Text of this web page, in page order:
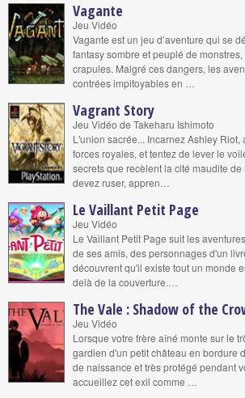
Vagante
Jeu Vidéo
Vagante est un jeu d’aventure qui se
fantasy sombre et peuplé de
crapules. Malgré ces dangers, les
contrées impitoyables en …
Vagrant Story
Jeu Vidéo de Takeharu Ishimoto
L'union sacrée... Incarnez Ashley Riot,
forces royales, et tentez de lever le
secrets que recèlent la cité maudite
devez ruser, appren…
Le Vaillant Petit Page
Jeu Vidéo
Le Vaillant Petit Page suit les
de ses amis, des personnages d'un
découvrent qu'il existe tout un monde
delà de la couverture.…
The Vale : Shadow of the
Jeu Vidéo
Lorsque votre frère aîné monte sur le
gardien d'un petit château en bordure
de naissance et très protégé pendant
accueillez cet exil comme …